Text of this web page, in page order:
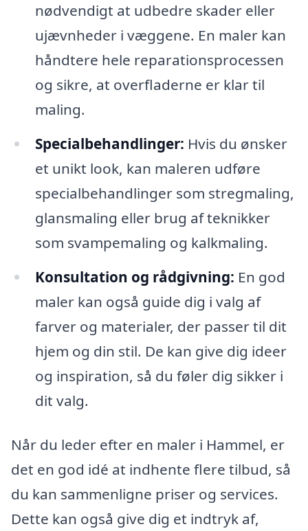
nødvendigt at udbedre skader eller
ujævnheder i væggene. En maler kan
håndtere hele reparationsprocessen
og sikre, at overfladerne er klar til
maling.
Specialbehandlinger: Hvis du ønsker
et unikt look, kan maleren udføre
specialbehandlinger som stregmaling,
glansmaling eller brug af teknikker
som svampemaling og kalkmaling.
Konsultation og rådgivning: En god
maler kan også guide dig i valg af
farver og materialer, der passer til dit
hjem og din stil. De kan give dig ideer
og inspiration, så du føler dig sikker i
dit valg.
Når du leder efter en maler i Hammel, er
det en god idé at indhente flere tilbud, så
du kan sammenligne priser og services.
Dette kan også give dig et indtryk af,